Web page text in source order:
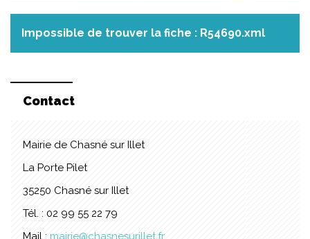
Impossible de trouver la fiche : R54690.xml
Contact
Mairie de Chasné sur Illet
La Porte Pilet
35250 Chasné sur Illet
Tél. : 02 99 55 22 79
Mail : mairie@chasnesurillet.fr